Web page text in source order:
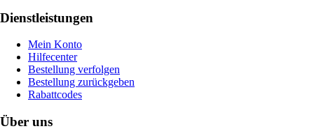
Dienstleistungen
Mein Konto
Hilfecenter
Bestellung verfolgen
Bestellung zurückgeben
Rabattcodes
Über uns